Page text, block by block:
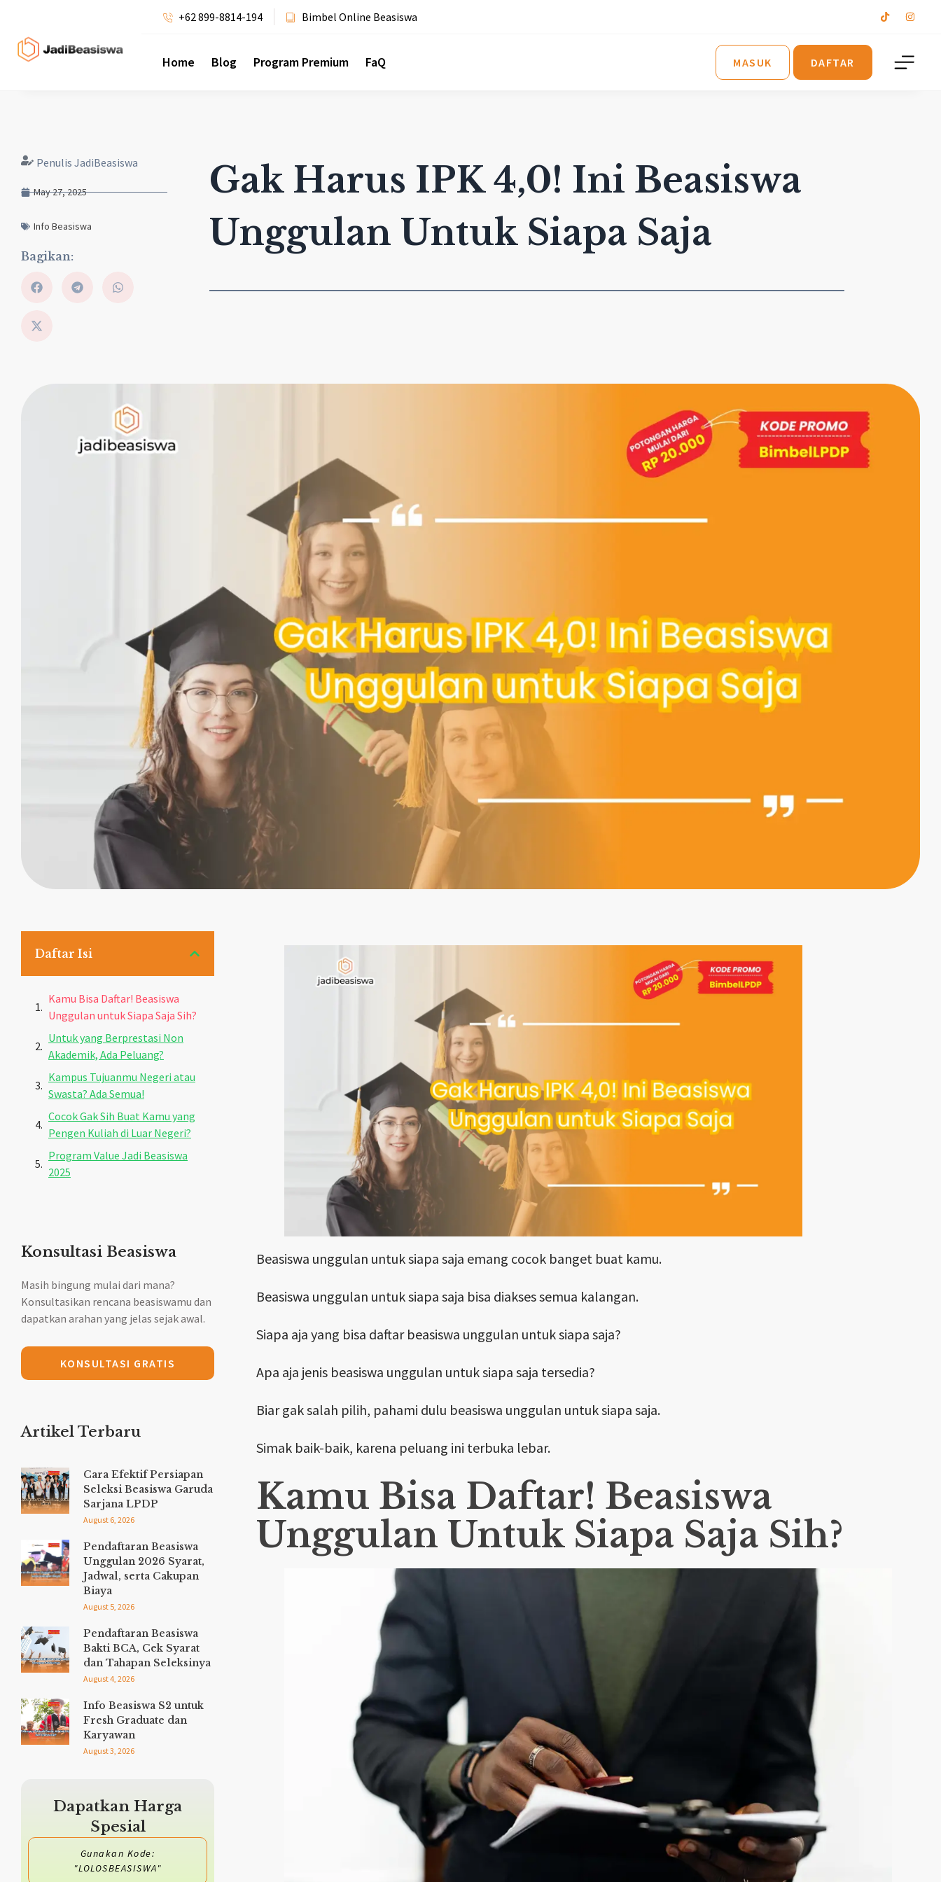
+62 899-8814-194 Bimbel Online Beasiswa
Home Blog Program Premium FaQ MASUK DAFTAR
Penulis JadiBeasiswa
May 27, 2025
Info Beasiswa
Bagikan:
Gak Harus IPK 4,0! Ini Beasiswa
Unggulan Untuk Siapa Saja
Daftar Isi
Kamu Bisa Daftar! Beasiswa
Unggulan untuk Siapa Saja Sih?
Untuk yang Berprestasi Non
Akademik, Ada Peluang?
Kampus Tujuanmu Negeri atau
Swasta? Ada Semua!
Cocok Gak Sih Buat Kamu yang
Pengen Kuliah di Luar Negeri?
Program Value Jadi Beasiswa
2025
Konsultasi Beasiswa
Masih bingung mulai dari mana?
Konsultasikan rencana beasiswamu dan
dapatkan arahan yang jelas sejak awal.
KONSULTASI GRATIS
Artikel Terbaru
Cara Efektif Persiapan
Seleksi Beasiswa Garuda
Sarjana LPDP
August 6, 2026
Pendaftaran Beasiswa
Unggulan 2026 Syarat,
Jadwal, serta Cakupan
Biaya
August 5, 2026
Pendaftaran Beasiswa
Bakti BCA, Cek Syarat
dan Tahapan Seleksinya
August 4, 2026
Info Beasiswa S2 untuk
Fresh Graduate dan
Karyawan
August 3, 2026
Dapatkan Harga
Spesial
Gunakan Kode:
"LOLOSBEASISWA"
Beasiswa unggulan untuk siapa saja emang cocok banget buat kamu.
Beasiswa unggulan untuk siapa saja bisa diakses semua kalangan.
Siapa aja yang bisa daftar beasiswa unggulan untuk siapa saja?
Apa aja jenis beasiswa unggulan untuk siapa saja tersedia?
Biar gak salah pilih, pahami dulu beasiswa unggulan untuk siapa saja.
Simak baik-baik, karena peluang ini terbuka lebar.
Kamu Bisa Daftar! Beasiswa
Unggulan Untuk Siapa Saja Sih?